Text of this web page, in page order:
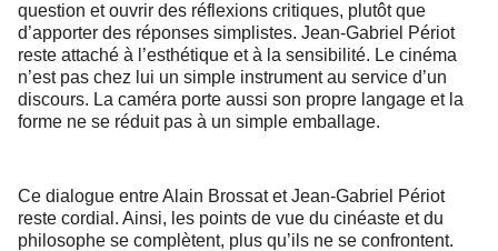
question et ouvrir des réflexions critiques, plutôt que
d’apporter des réponses simplistes. Jean-Gabriel Périot
reste attaché à l’esthétique et à la sensibilité. Le cinéma
n’est pas chez lui un simple instrument au service d’un
discours. La caméra porte aussi son propre langage et la
forme ne se réduit pas à un simple emballage.
Ce dialogue entre Alain Brossat et Jean-Gabriel Périot
reste cordial. Ainsi, les points de vue du cinéaste et du
philosophe se complètent, plus qu’ils ne se confrontent.